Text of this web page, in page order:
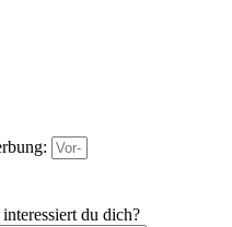
du dich?